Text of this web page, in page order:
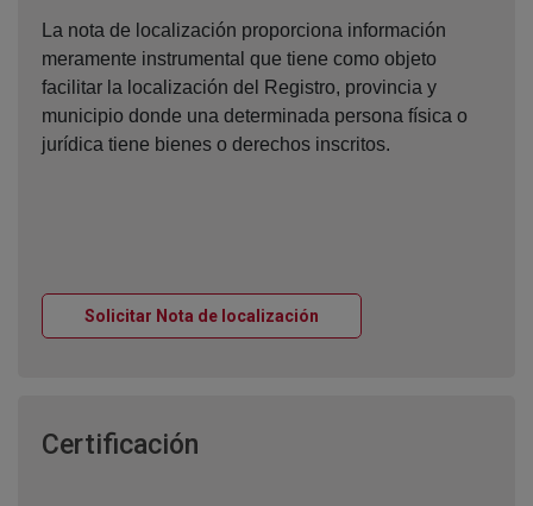
La nota de localización proporciona información
meramente instrumental que tiene como objeto
facilitar la localización del Registro, provincia y
municipio donde una determinada persona física o
jurídica tiene bienes o derechos inscritos.
Solicitar Nota de localización
Certificación